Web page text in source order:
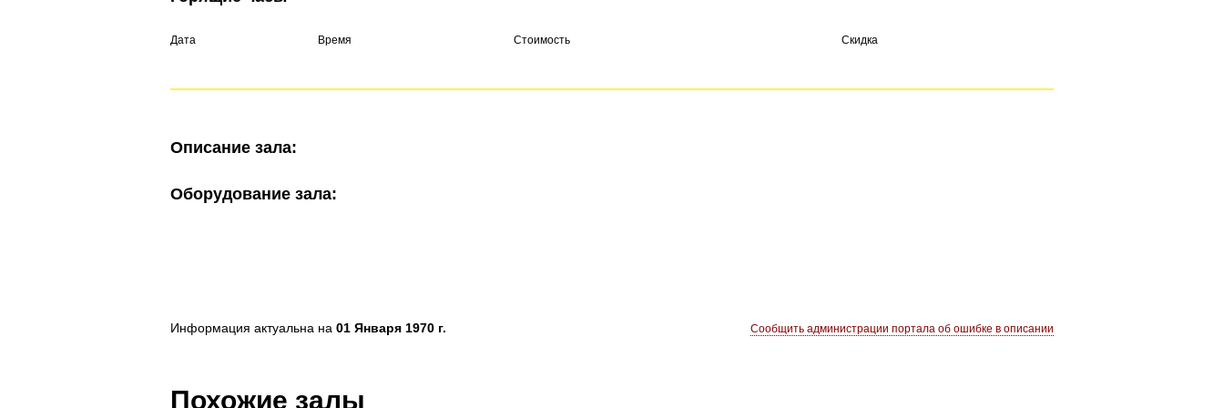
Дата Время Стоимость Скидка
Описание зала:
Оборудование зала:
Сообщить администрации портала об ошибке в описании
Информация актуальна на 01 Января 1970 г.
Похожие залы